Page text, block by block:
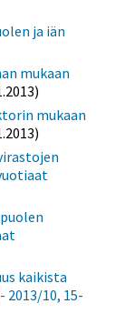
ja iän
mukaan
mukaan
kaikista
2013/10, 15-